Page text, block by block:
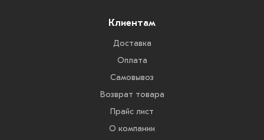
Клиентам
Доставка
Оплата
Самовывоз
Возврат товара
Прайс лист
О компании